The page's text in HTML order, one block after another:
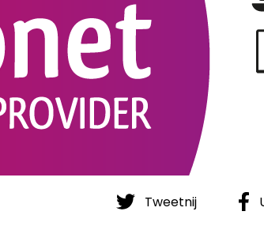
Tweetnij